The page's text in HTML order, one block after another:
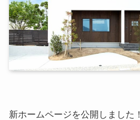
新ホームページを公開しました！